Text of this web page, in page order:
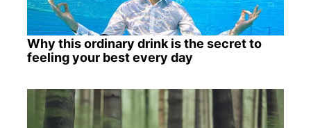
Why this ordinary drink is the secret to
feeling your best every day